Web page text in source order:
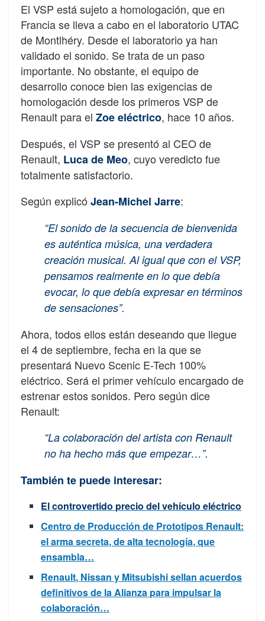
El VSP está sujeto a homologación, que en
Francia se lleva a cabo en el laboratorio UTAC
de Montlhéry. Desde el laboratorio ya han
validado el sonido. Se trata de un paso
importante. No obstante, el equipo de
desarrollo conoce bien las exigencias de
homologación desde los primeros VSP de
Renault para el Zoe eléctrico, hace 10 años.
Después, el VSP se presentó al CEO de
Renault, Luca de Meo, cuyo veredicto fue
totalmente satisfactorio.
Según explicó Jean-Michel Jarre:
“El sonido de la secuencia de bienvenida
es auténtica música, una verdadera
creación musical. Al igual que con el VSP,
pensamos realmente en lo que debía
evocar, lo que debía expresar en términos
de sensaciones”.
Ahora, todos ellos están deseando que llegue
el 4 de septiembre, fecha en la que se
presentará Nuevo Scenic E-Tech 100%
eléctrico. Será el primer vehículo encargado de
estrenar estos sonidos. Pero según dice
Renault:
“La colaboración del artista con Renault
no ha hecho más que empezar…”.
También te puede interesar:
El controvertido precio del vehículo eléctrico
Centro de Producción de Prototipos Renault:
el arma secreta, de alta tecnología, que
ensambla…
Renault, Nissan y Mitsubishi sellan acuerdos
definitivos de la Alianza para impulsar la
colaboración…